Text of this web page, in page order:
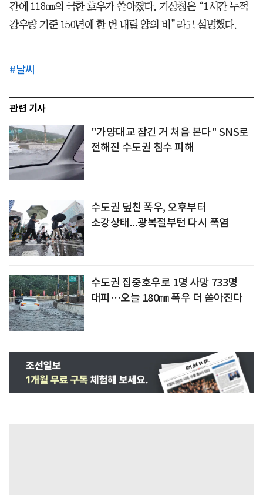
간에 118㎜의 극한 호우가 쏟아졌다. 기상청은 “1시간 누적
강우량 기준 150년에 한 번 내릴 양의 비”라고 설명했다.
#날씨
관련 기사
"가양대교 잠긴 거 처음 본다" SNS로
전해진 수도권 침수 피해
수도권 덮친 폭우, 오후부터
소강상태...광복절부턴 다시 폭염
수도권 집중호우로 1명 사망 733명
대피…오늘 180㎜ 폭우 더 쏟아진다